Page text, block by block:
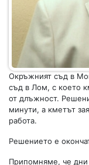
Окръжният съд в
съд в Лом, с което
от длъжност.
минути, а кметът
работа.
Решението е
Припомняме, че дни